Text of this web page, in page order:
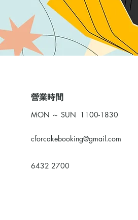
​營業時間
MON ～ SUN 1100-1830
cforcakebooking@gmail.com
6432 2700